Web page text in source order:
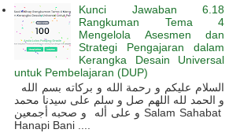
Kunci Jawaban 6.18
Rangkuman Tema 4
Mengelola Asesmen dan
Strategi Pengajaran dalam
Kerangka Desain Universal
untuk Pembelajaran (DUP)
و الحمد لله اللهم صل و سلم على سيدنا محمد
و على أله و صحبه أجمعين Salam Sahabat
Hanapi Bani ....